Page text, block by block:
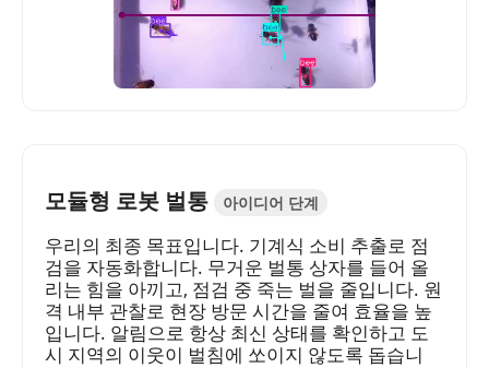
모듈형 로봇 벌통 아이디어 단계
우리의 최종 목표입니다. 기계식 소비 추출로 점
검을 자동화합니다. 무거운 벌통 상자를 들어 올
리는 힘을 아끼고, 점검 중 죽는 벌을 줄입니다. 원
격 내부 관찰로 현장 방문 시간을 줄여 효율을 높
입니다. 알림으로 항상 최신 상태를 확인하고 도
시 지역의 이웃이 벌침에 쏘이지 않도록 돕습니